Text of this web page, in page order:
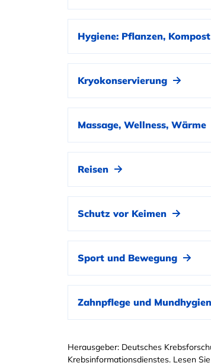
Hygiene: Pflanzen,
Kryokonservierung
Massage, Wellness, Wärme
Reisen
Schutz vor Keimen
Sport und Bewegung
Zahnpflege und
Herausgeber: Deutsches
Krebsinformationsdienstes. Lesen